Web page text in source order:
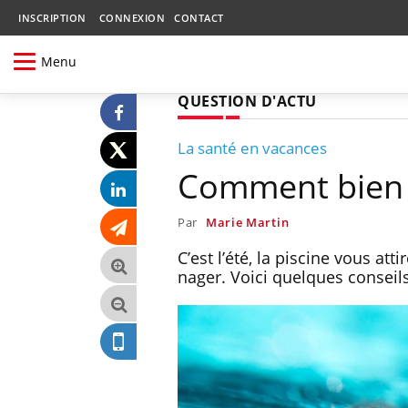
INSCRIPTION CONNEXION CONTACT
Menu
QUESTION D'ACTU
La santé en vacances
Comment
Par Marie Martin
C’est l’été, la piscine vous
nager. Voici quelques